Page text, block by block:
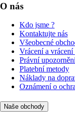
O nás
Kdo jsme ?
Kontaktujte nás
Všeobecné
Vrácení a vrácení
Právní
Platební metody
Náklady na
Oznámení o
Naše obchody